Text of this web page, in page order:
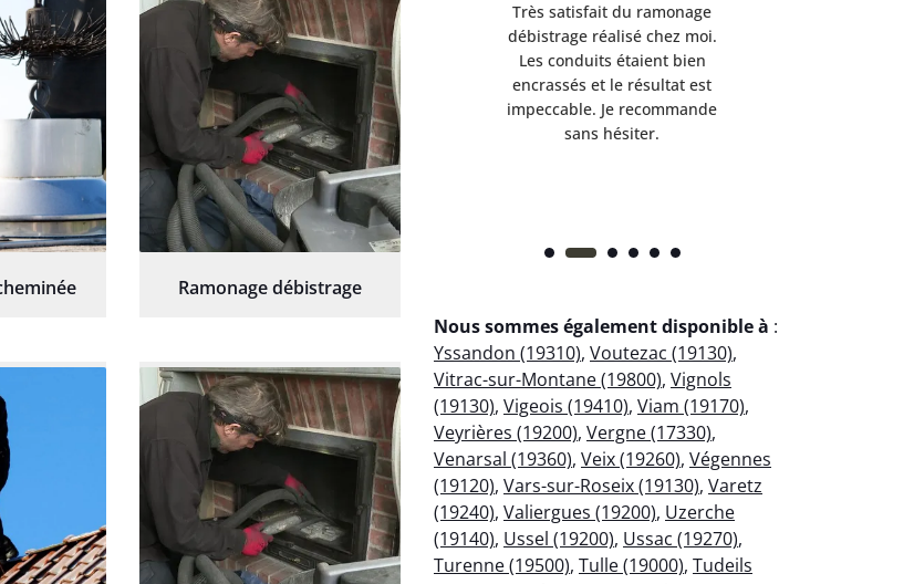
Ramonage débistrage
et très
tout de
niveau
Intervention très efficace
pour le ramonage débistrage
de ma cheminée. Le tirage
est nettement meilleur et
plus aucune odeur. Travail
propre et rapide.
Très satisfait du ramonage
débistrage réalisé chez moi.
Les conduits étaient bien
encrassés et le résultat est
impeccable. Je recommande
sans hésiter.
Nous sommes également disponible à :
Yssandon (19310), Voutezac (19130),
Vitrac-sur-Montane (19800), Vignols
(19130), Vigeois (19410), Viam (19170),
Veyrières (19200), Vergne (17330),
Venarsal (19360), Veix (19260), Végennes
(19120), Vars-sur-Roseix (19130), Varetz
(19240), Valiergues (19200), Uzerche
(19140), Ussel (19200), Ussac (19270),
Turenne (19500), Tulle (19000), Tudeils